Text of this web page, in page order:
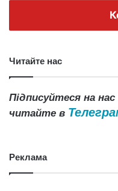
Читайте нас
Підписуйтеся на нас
читайте в
Реклама